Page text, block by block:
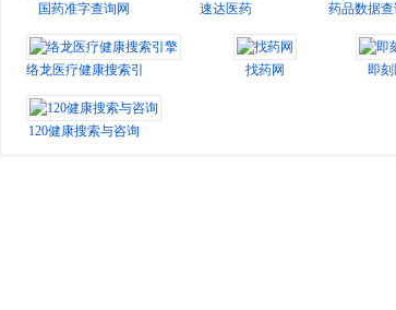
国药准字查询网 速达医药 药品数据查
络龙医疗健康搜索引擎 找药网 即
120健康搜索与咨询